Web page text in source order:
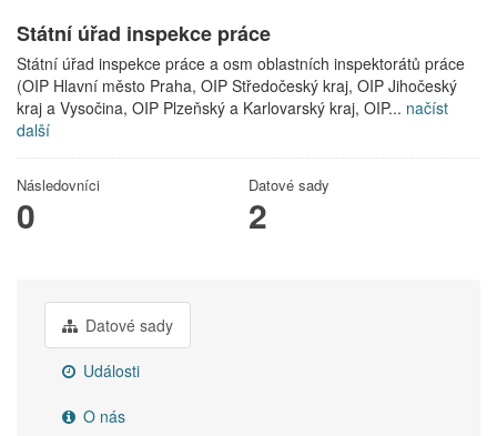
Státní úřad inspekce práce
Státní úřad inspekce práce a osm oblastních inspektorátů práce
(OIP Hlavní město Praha, OIP Středočeský kraj, OIP Jihočeský
kraj a Vysočina, OIP Plzeňský a Karlovarský kraj, OIP... načíst
další
Následovníci
0
Datové sady
2
Datové sady
Události
O nás